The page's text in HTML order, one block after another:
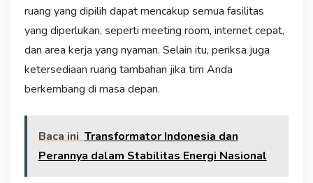
ruang yang dipilih dapat mencakup semua fasilitas
yang diperlukan, seperti meeting room, internet cepat,
dan area kerja yang nyaman. Selain itu, periksa juga
ketersediaan ruang tambahan jika tim Anda
berkembang di masa depan.
Baca ini Transformator Indonesia dan
Perannya dalam Stabilitas Energi Nasional